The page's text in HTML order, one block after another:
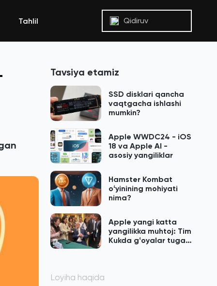
Tahlil Qidiruv
Tavsiya etamiz
SSD disklari qancha
vaqtgacha ishlashi
mumkin?
Apple WWDC24 - iOS
18 va Apple AI -
asosiy yangiliklar
Hamster Kombat
oʻyinining mohiyati
nima?
Apple yangi katta
yangilikka muhtoj: Tim
Kukda gʻoyalar tugab
Loyiha haqida